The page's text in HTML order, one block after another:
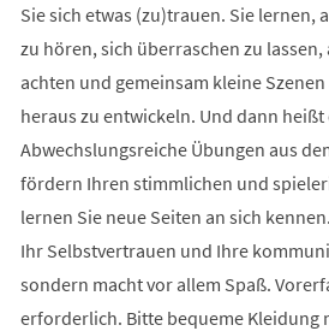
Sie sich etwas (zu)trauen. Sie lernen,
zu hören, sich überraschen zu
achten und gemeinsam kleine
heraus zu entwickeln. Und dann
Abwechslungsreiche Übungen aus
fördern Ihren stimmlichen und
lernen Sie neue Seiten an sich
Ihr Selbstvertrauen und Ihre
sondern macht vor allem Spaß.
erforderlich. Bitte bequeme Kleidung